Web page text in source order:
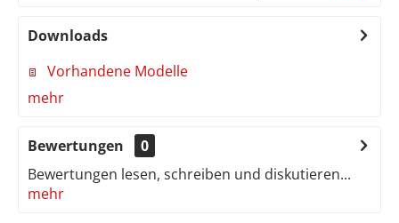
Downloads
Vorhandene Modelle
mehr
Bewertungen
0
Bewertungen lesen, schreiben und diskutieren...
mehr